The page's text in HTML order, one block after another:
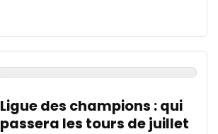
Ligue des champions : qui
passera les tours de juillet